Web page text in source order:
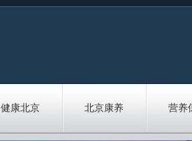
健康北京 北京康养 营养